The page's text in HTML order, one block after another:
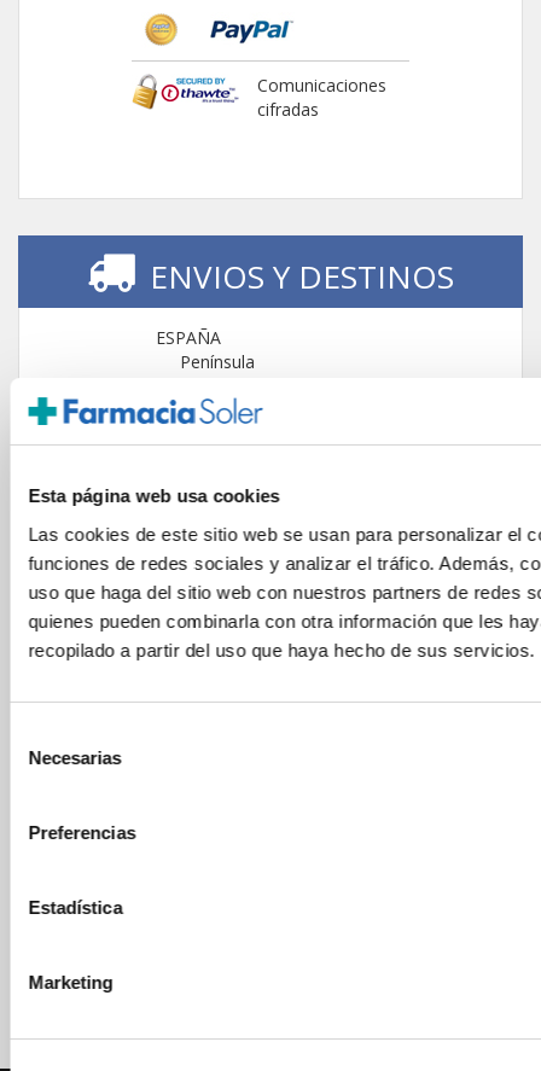
Esta página web usa cookies
Las cookies de este sitio web se usan para personalizar el
funciones de redes sociales y analizar el tráfico. Además,
uso que haga del sitio web con nuestros partners de redes
quienes pueden combinarla con otra información que les
recopilado a partir del uso que haya hecho de sus servicios.
Necesarias
Preferencias
Estadística
Marketing
Comunicaciones
cifradas
ENVIOS Y DESTINOS
ESPAÑA
Península
Islas Canarias
UNIÓN EUROPEA
24/48h